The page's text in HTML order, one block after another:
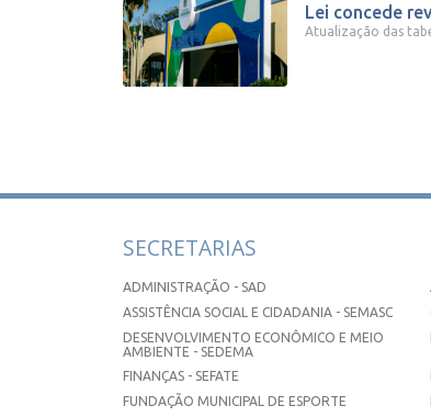
Lei concede
Atualização das
SECRETARIAS
ADMINISTRAÇÃO - SAD
ASSISTÊNCIA SOCIAL E CIDADANIA - SEMASC
DESENVOLVIMENTO ECONÔMICO E MEIO
AMBIENTE - SEDEMA
FINANÇAS - SEFATE
FUNDAÇÃO MUNICIPAL DE ESPORTE